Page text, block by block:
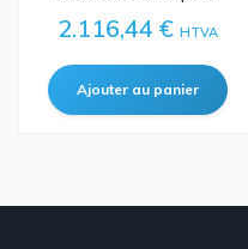
2.116,44 € HTVA